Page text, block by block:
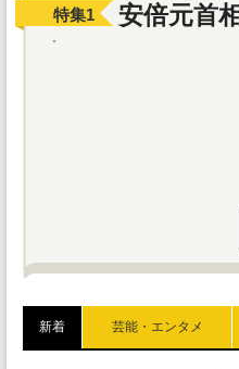
特集1 安倍元首
新着 芸能・エンタメ